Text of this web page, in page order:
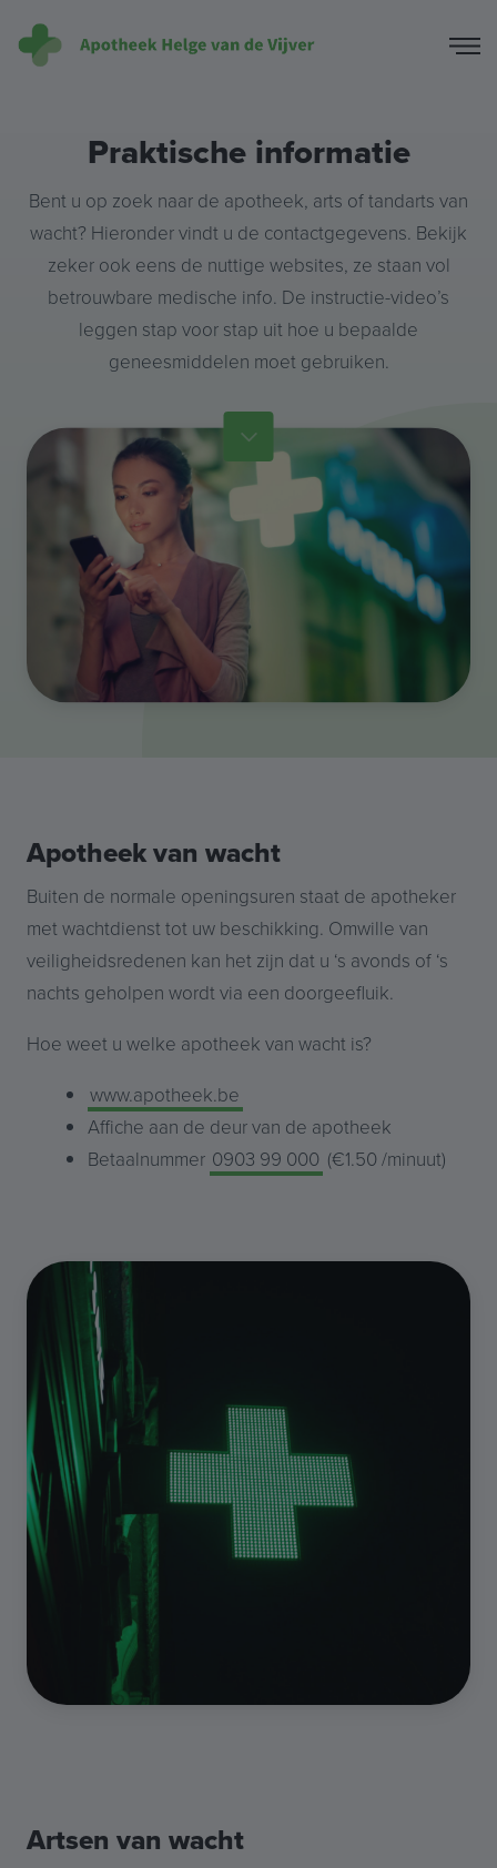
Praktische informatie
Bent u op zoek naar de apotheek, arts of tandarts van
wacht? Hieronder vindt u de contactgegevens. Bekijk
zeker ook eens de nuttige websites, ze staan vol
betrouwbare medische info. De instructie-video’s
leggen stap voor stap uit hoe u bepaalde
geneesmiddelen moet gebruiken.
Apotheek van wacht
Buiten de normale openingsuren staat de apotheker
met wachtdienst tot uw beschikking. Omwille van
veiligheidsredenen kan het zijn dat u ‘s avonds of ‘s
nachts geholpen wordt via een doorgeefluik.
Hoe weet u welke apotheek van wacht is?
www.apotheek.be
Affiche aan de deur van de apotheek
Betaalnummer 0903 99 000 (€1.50 /minuut)
Artsen van wacht